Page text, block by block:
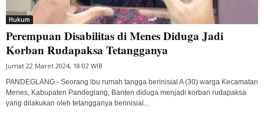
Hukum
Perempuan Disabilitas di Menes Diduga Jadi
Korban Rudapaksa Tetangganya
Jumat 22 Maret 2024, 18:02 WIB
PANDEGLANG - Seorang ibu rumah tangga berinisial A (30) warga Kecamatan
Menes, Kabupaten Pandeglang, Banten diduga menjadi korban rudapaksa
yang dilakukan oleh tetangganya berinisial...